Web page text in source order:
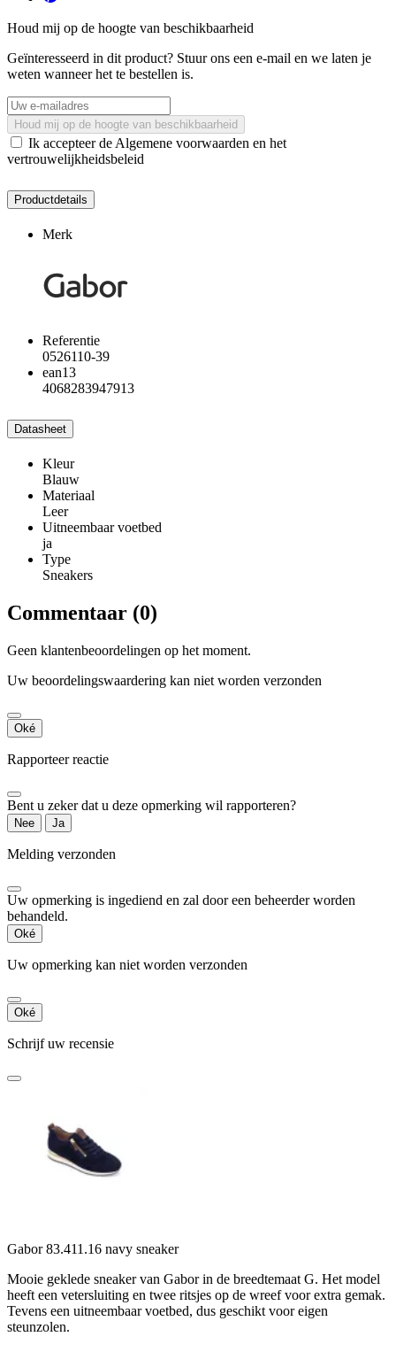
Houd mij op de hoogte van beschikbaarheid
Geïnteresseerd in dit product? Stuur ons een e-mail en we laten je
weten wanneer het te bestellen is.
Houd mij op de hoogte van beschikbaarheid
Ik accepteer de Algemene voorwaarden en het
vertrouwelijkheidsbeleid
Productdetails
Merk
Referentie
0526110-39
ean13
4068283947913
Datasheet
Kleur
Blauw
Materiaal
Leer
Uitneembaar voetbed
ja
Type
Sneakers
Commentaar (0)
Geen klantenbeoordelingen op het moment.
Uw beoordelingswaardering kan niet worden verzonden
Oké
Rapporteer reactie
Bent u zeker dat u deze opmerking wil rapporteren?
Nee Ja
Melding verzonden
Uw opmerking is ingediend en zal door een beheerder worden
behandeld.
Oké
Uw opmerking kan niet worden verzonden
Oké
Schrijf uw recensie
Gabor 83.411.16 navy sneaker
Mooie geklede sneaker van Gabor in de breedtemaat G. Het model
heeft een vetersluiting en twee ritsjes op de wreef voor extra gemak.
Tevens een uitneembaar voetbed, dus geschikt voor eigen
steunzolen.